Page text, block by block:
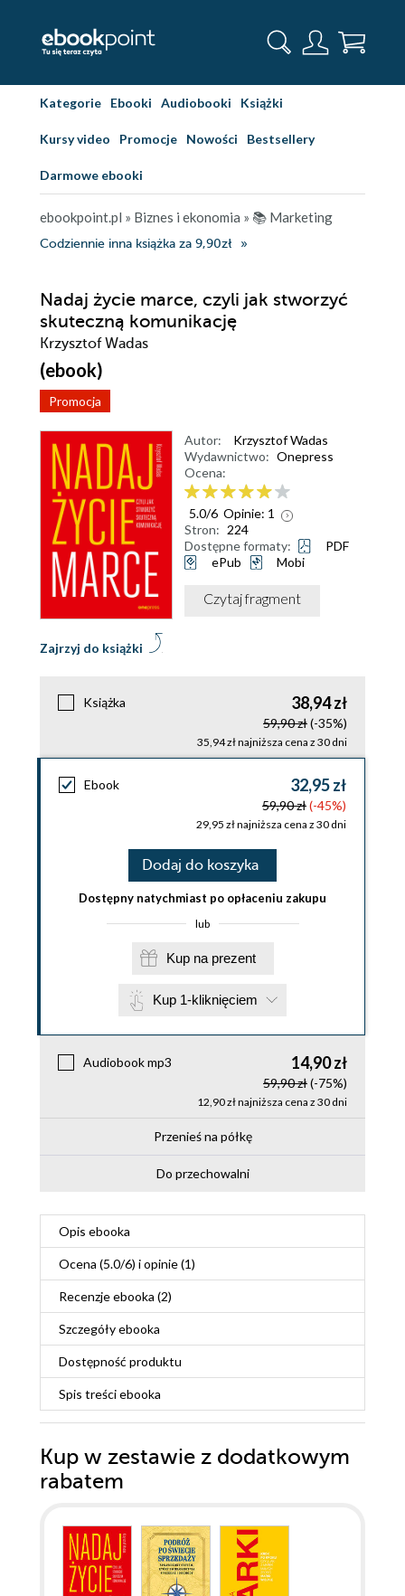
Kategorie Ebooki Audiobooki Książki
Kursy video Promocje Nowości Bestsellery
Darmowe ebooki
ebookpoint.pl » Biznes i ekonomia » 📚 Marketing
Codziennie inna książka za 9,90zł
Nadaj życie marce, czyli jak stworzyć
skuteczną komunikację
Krzysztof Wadas
(ebook)
Promocja
Zajrzyj do książki
Autor:
Krzysztof Wadas
Wydawnictwo: Onepress
Ocena:
5.0/6 Opinie: 1
Stron: 224
Dostępne formaty:
PDF
ePub
Mobi
Czytaj fragment
Książka 38,94 zł
59,90 zł(-35%)
35,94 zł najniższa cena z 30 dni
Ebook 32,95 zł
59,90 zł(-45%)
29,95 zł najniższa cena z 30 dni
Dodaj do koszyka
Dostępny natychmiast po opłaceniu zakupu
lub
Kup na prezent
Kup 1-kliknięciem
Audiobook mp3 14,90 zł
59,90 zł(-75%)
12,90 zł najniższa cena z 30 dni
Przenieś na półkę
Do przechowalni
Opis ebooka
Ocena (5.0/6) i opinie (1)
Recenzjeebooka (2)
Szczegółyebooka
Dostępność produktu
Spis treściebooka
Kup w zestawie z dodatkowym
rabatem